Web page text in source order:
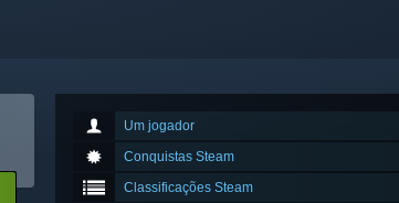
Um jogador
Conquistas Steam
Classificações Steam